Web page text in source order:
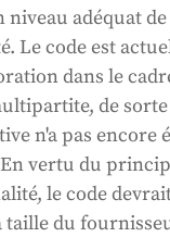
niveau adéquat de
Le code est
dans le
de sorte
n'a pas encore
vertu du
le code
taille du